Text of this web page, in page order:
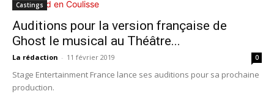
Castings
Auditions pour la version française de
Ghost le musical au Théâtre...
La rédaction - 11 février 2019 0
Stage Entertainment France lance ses auditions pour sa prochaine
production.